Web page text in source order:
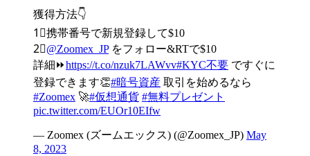
獲得方法👇
1⃣携帯番号で新規登録して$10
2⃣@Zoomex_JPをフォロー&RTで$10
詳細⏩https://t.co/nzuk7LAWvv#KYC不要 ですぐに
登録できます👏#暗号資産 取引を始めるなら
#Zoomex 🚀#仮想通貨 #無料プレゼント
pic.twitter.com/EUOr10EIfw
— Zoomex (ズームエックス) (@Zoomex_JP) May
8, 2023